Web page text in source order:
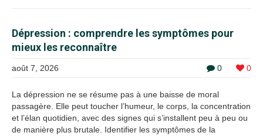
Dépression : comprendre les symptômes pour
mieux les reconnaître
0 0
août 7, 2026
La dépression ne se résume pas à une baisse de moral
passagère. Elle peut toucher l’humeur, le corps, la concentration
et l’élan quotidien, avec des signes qui s’installent peu à peu ou
de manière plus brutale. Identifier les symptômes de la